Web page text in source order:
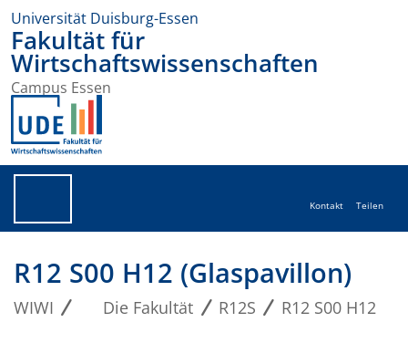
Universität Duisburg-Essen
Fakultät für
Wirtschaftswissenschaften
Campus Essen
Kontakt Teilen
R12 S00 H12 (Glaspavillon)
WIWI Die Fakultät R12S R12 S00 H12